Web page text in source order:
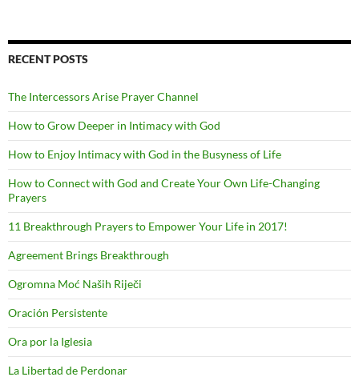
RECENT POSTS
The Intercessors Arise Prayer Channel
How to Grow Deeper in Intimacy with God
How to Enjoy Intimacy with God in the Busyness of Life
How to Connect with God and Create Your Own Life-Changing
Prayers
11 Breakthrough Prayers to Empower Your Life in 2017!
Agreement Brings Breakthrough
Ogromna Moć Naših Riječi
Oración Persistente
Ora por la Iglesia
La Libertad de Perdonar